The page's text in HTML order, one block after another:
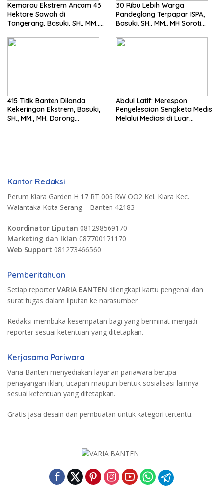
Kemarau Ekstrem Ancam 43
Hektare Sawah di
Tangerang, Basuki, SH., MM.,
Pemerintah
30 Ribu Lebih Warga
Pandeglang Terpapar ISPA,
Basuki, SH., MM., MH Soroti
415 Titik Banten Dilanda
Kekeringan Ekstrem, Basuki,
SH., MM., MH. Dorong
Abdul Latif: Merespon
Penyelesaian Sengketa Medis
Melalui Mediasi di Luar
Kantor Redaksi
Perum Kiara Garden H 17 RT 006 RW OO2 Kel. Kiara Kec.
Walantaka Kota Serang – Banten 42183
Koordinator Liputan 081298569170
Marketing dan Iklan 087700171170
Web Support 081273466560
Pemberitahuan
Setiap reporter VARIA BANTEN dilengkapi kartu pengenal dan
surat tugas dalam liputan ke narasumber.
Redaksi membuka kesempatan bagi yang berminat menjadi
reporter sesuai ketentuan yang ditetapkan.
Kerjasama Pariwara
Varia Banten menyediakan layanan pariawara berupa
penayangan iklan, ucapan maupun bentuk sosialisasi lainnya
sesuai ketentuan yang ditetapkan.
Gratis jasa desain dan pembuatan untuk kategori tertentu.